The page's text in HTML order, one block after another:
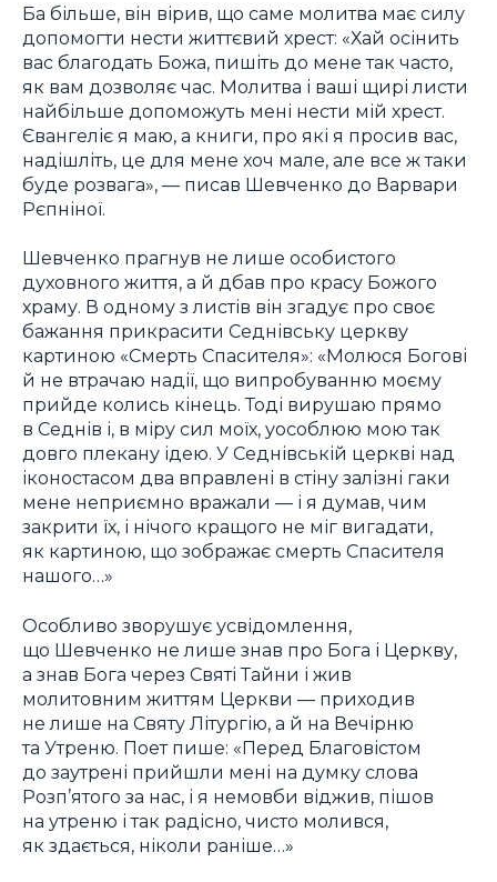
Ба більше, він вірив, що саме молитва має силу
допомогти нести життєвий хрест: «Хай осінить
вас благодать Божа, пишіть до мене так часто,
як вам дозволяє час. Молитва і ваші щирі листи
найбільше допоможуть мені нести мій хрест.
Євангеліє я маю, а книги, про які я просив вас,
надішліть, це для мене хоч мале, але все ж таки
буде розвага», — писав Шевченко до Варвари
Рєпніної.
Шевченко прагнув не лише особистого
духовного життя, а й дбав про красу Божого
храму. В одному з листів він згадує про своє
бажання прикрасити Седнівську церкву
картиною «Смерть Спасителя»: «Молюся Богові
й не втрачаю надії, що випробуванню моєму
прийде колись кінець. Тоді вирушаю прямо
в Седнів і, в міру сил моїх, уособлюю мою так
довго плекану ідею. У Седнівській церкві над
іконостасом два вправлені в стіну залізні гаки
мене неприємно вражали — і я думав, чим
закрити їх, і нічого кращого не міг вигадати,
як картиною, що зображає смерть Спасителя
нашого…»
Особливо зворушує усвідомлення,
що Шевченко не лише знав про Бога і Церкву,
а знав Бога через Святі Тайни і жив
молитовним життям Церкви — приходив
не лише на Святу Літургію, а й на Вечірню
та Утреню. Поет пише: «Перед Благовістом
до заутрені прийшли мені на думку слова
Розп’ятого за нас, і я немовби віджив, пішов
на утреню і так радісно, чисто молився,
як здається, ніколи раніше…»